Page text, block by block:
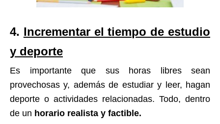
4. Incrementar el tiempo de estudio
y deporte
Es importante que sus horas libres sean
provechosas y, además de estudiar y leer, hagan
deporte o actividades relacionadas. Todo, dentro
de un horario realista y factible.